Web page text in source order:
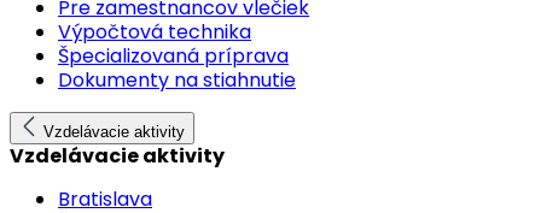
Pre zamestnancov vlečiek
Výpočtová technika
Špecializovaná príprava
Dokumenty na stiahnutie
Vzdelávacie aktivity
Vzdelávacie aktivity
Bratislava